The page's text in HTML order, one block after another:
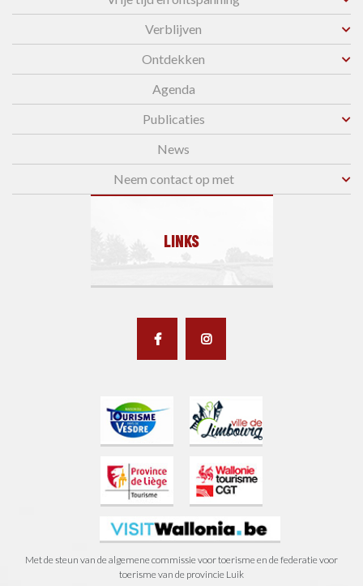
Verblijven
Ontdekken
Agenda
Publicaties
News
Neem contact op met
LINKS
Met de steun van de algemene commissie voor toerisme en de federatie voor
toerisme van de provincie Luik